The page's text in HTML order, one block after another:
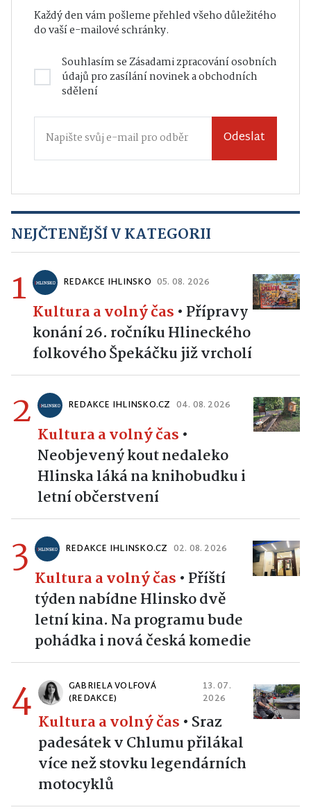
Každý den vám pošleme přehled všeho důležitého
do vaší e-mailové schránky.
Souhlasím seZásadami zpracování osobních
údajůpro zasílání novinek a obchodních
sdělení
Odeslat
NEJČTENĚJŠÍ V KATEGORII
1 REDAKCE IHLINSKO 05. 08. 2026
Kultura a volný čas • Přípravy
konání 26. ročníku Hlineckého
folkového Špekáčku již vrcholí
2 REDAKCE IHLINSKO.CZ 04. 08. 2026
Kultura a volný čas •
Neobjevený kout nedaleko
Hlinska láká na knihobudku i
letní občerstvení
3 REDAKCE IHLINSKO.CZ 02. 08. 2026
Kultura a volný čas • Příští
týden nabídne Hlinsko dvě
letní kina. Na programu bude
pohádka i nová česká komedie
4
GABRIELA VOLFOVÁ
(REDAKCE)
13. 07.
2026
Kultura a volný čas • Sraz
padesátek v Chlumu přilákal
více než stovku legendárních
motocyklů